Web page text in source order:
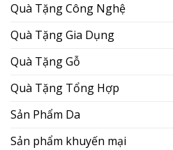
Quà Tặng Công Nghệ
Quà Tặng Gia Dụng
Quà Tặng Gỗ
Quà Tặng Tổng Hợp
Sản Phẩm Da
Sản phẩm khuyến mại